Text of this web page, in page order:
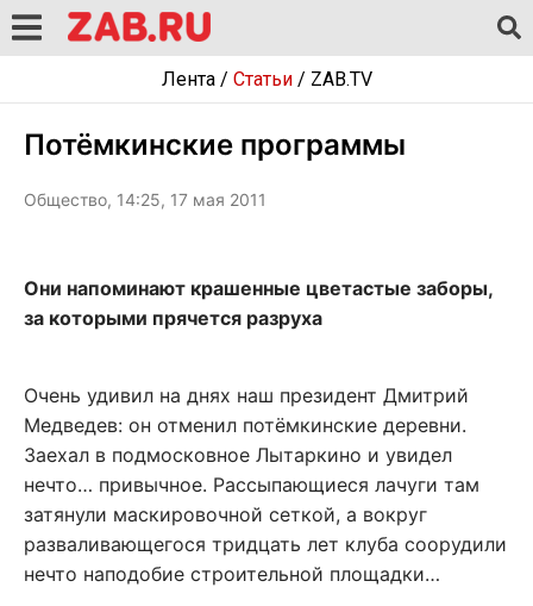
Лента/ Статьи/ ZAB.TV
Потёмкинские программы
Общество, 14:25, 17 мая 2011
Они напоминают крашенные цветастые заборы,
за которыми прячется разруха
Очень удивил на днях наш президент Дмитрий
Медведев: он отменил потёмкинские деревни.
Заехал в подмосковное Лытаркино и увидел
нечто… привычное. Рассыпающиеся лачуги там
затянули маскировочной сеткой, а вокруг
разваливающегося тридцать лет клуба соорудили
нечто наподобие строительной площадки…